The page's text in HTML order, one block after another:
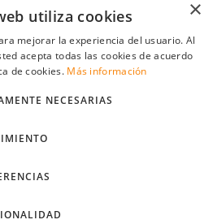
×
utiliza cookies
mejorar la experiencia del usuario. Al
acepta todas las cookies de acuerdo
de cookies. Más información
NECESARIAS